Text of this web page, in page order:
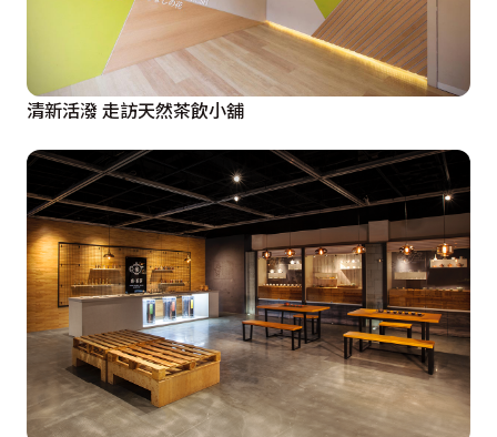
清新活潑 走訪天然茶飲小舖